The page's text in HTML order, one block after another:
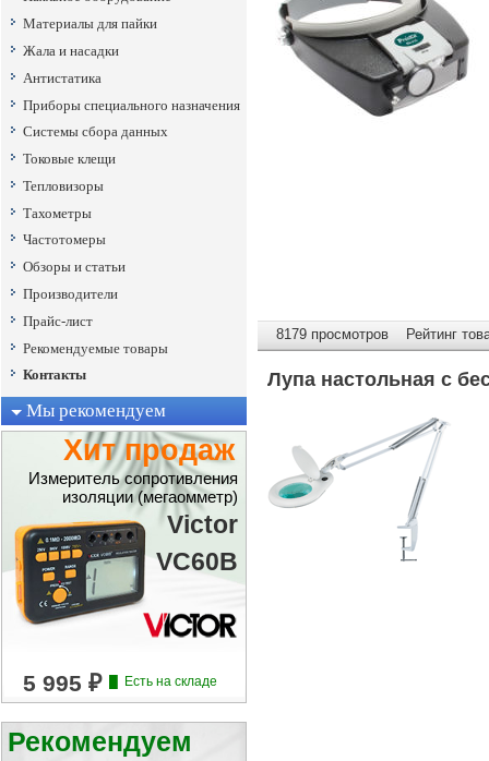
Материалы для пайки
Жала и насадки
Антистатика
Приборы специального назначения
Системы сбора данных
Токовые клещи
Тепловизоры
Тахометры
Частотомеры
Обзоры и статьи
Производители
Прайс-лист
Рекомендуемые товары
Контакты
Мы рекомендуем
Хит продаж
Измеритель сопротивления
изоляции (мегаомметр)
Victor
VC60B
Рекомендуем
8179 просмотров Рейтинг
Лупа настольная с